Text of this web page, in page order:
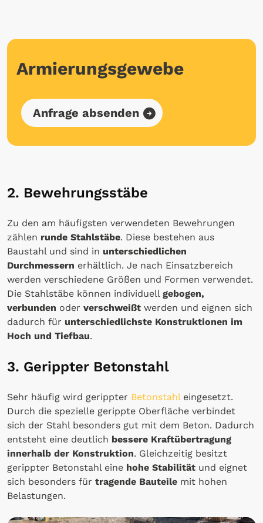
Armierungsgewebe
Anfrage absenden
2. Bewehrungsstäbe
Zu den am häufigsten verwendeten Bewehrungen
zählen runde Stahlstäbe. Diese bestehen aus
Baustahl und sind in unterschiedlichen
Durchmessern erhältlich. Je nach Einsatzbereich
werden verschiedene Größen und Formen verwendet.
Die Stahlstäbe können individuell gebogen,
verbunden oder verschweißt werden und eignen sich
dadurch für unterschiedlichste Konstruktionen im
Hoch und Tiefbau.
3. Gerippter Betonstahl
Sehr häufig wird gerippter Betonstahl eingesetzt.
Durch die spezielle gerippte Oberfläche verbindet
sich der Stahl besonders gut mit dem Beton. Dadurch
entsteht eine deutlich bessere Kraftübertragung
innerhalb der Konstruktion. Gleichzeitig besitzt
gerippter Betonstahl eine hohe Stabilität und eignet
sich besonders für tragende Bauteile mit hohen
Belastungen.